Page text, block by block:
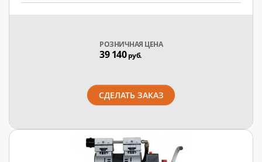
РОЗНИЧНАЯ ЦЕНА
39 140руб.
СДЕЛАТЬ ЗАКАЗ